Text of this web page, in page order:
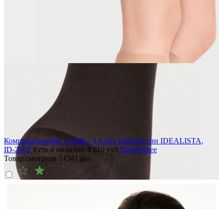
Компрессионные гольфы, 1 класс компрессии IDEALISTA,
ID-200TЕсть в наличии 4 610руб Подробнее
Товар смотрели14341 раз